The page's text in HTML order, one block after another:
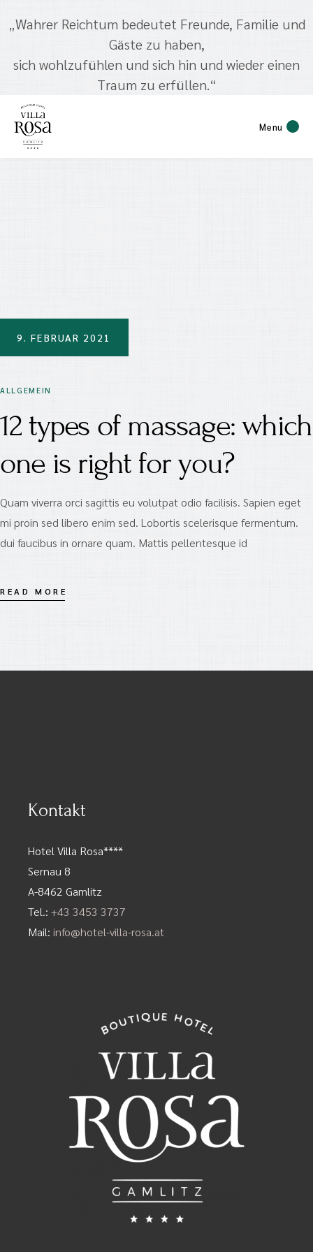
„Wahrer Reichtum bedeutet Freunde, Familie und
Gäste zu haben,
sich wohlzufühlen und sich hin und wieder einen
Traum zu erfüllen.“
Menu
9. FEBRUAR 2021
ALLGEMEIN
12 types of massage: which
one is right for you?
Quam viverra orci sagittis eu volutpat odio facilisis. Sapien eget
mi proin sed libero enim sed. Lobortis scelerisque fermentum.
dui faucibus in ornare quam. Mattis pellentesque id
READ MORE
Kontakt
Hotel Villa Rosa****
Sernau 8
A-8462 Gamlitz
Tel.: +43 3453 3737
Mail: info@hotel-villa-rosa.at